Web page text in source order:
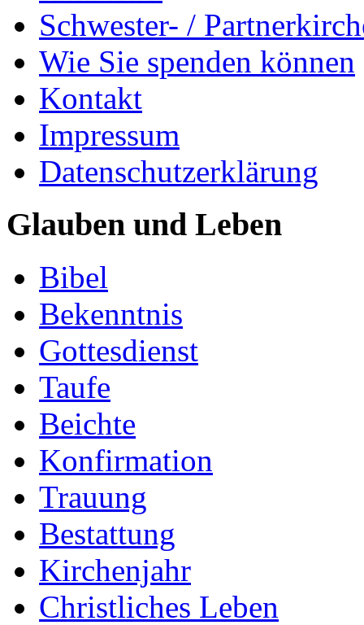
Schwester- /
Wie Sie spenden können
Kontakt
Impressum
Datenschutzerklärung
Glauben und Leben
Bibel
Bekenntnis
Gottesdienst
Taufe
Beichte
Konfirmation
Trauung
Bestattung
Kirchenjahr
Christliches Leben